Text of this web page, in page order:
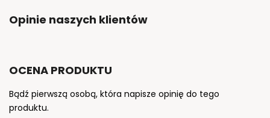
Opinie naszych klientów
OCENA PRODUKTU
Bądź pierwszą osobą, która napisze opinię do tego
produktu.